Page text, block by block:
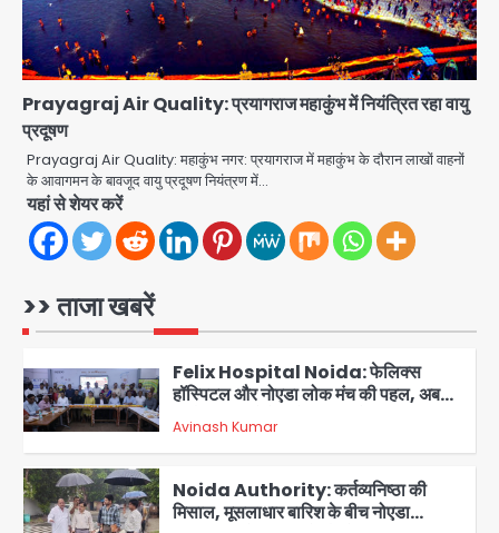
Prayagraj Air Quality: प्रयागराज महाकुंभ में नियंत्रित रहा वायु
प्रदूषण
Prayagraj Air Quality: महाकुंभ नगर: प्रयागराज में महाकुंभ के दौरान लाखों वाहनों
के आवागमन के बावजूद वायु प्रदूषण नियंत्रण में…
यहां से शेयर करें
>> ताजा खबरें
4
Türkiye-Pakistan: मक्का में सऊदी,
तुर्की और पाकिस्तान का साझा रक्षा समझौता,
जानें इसके मायने
Avinash Kumar
5
सरिया लदा कैंटर अनियंत्रित होकर घुसा
किराना दुकान में , ड्राइवर की मौत
Avinash Kumar
1
Sajid Rashidi’s controversial:
2
Felix Hospital Noida: फेलिक्स
हॉस्पिटल और नोएडा लोक मंच की पहल, अब
सिर्फ 30 रुपये में मिलेगी 24 घंटे ऑनलाइन
डॉक्टर परामर्श सुविधा
Avinash Kumar
Noida Authority: कर्तव्यनिष्ठा की
मिसाल, मूसलाधार बारिश के बीच नोएडा